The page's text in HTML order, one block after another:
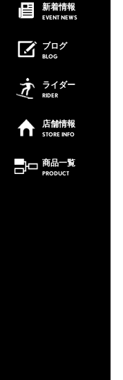
新着情報
EVENT NEWS
ブログ
BLOG
ライダー
RIDER
店舗情報
STORE INFO
商品一覧
PRODUCT